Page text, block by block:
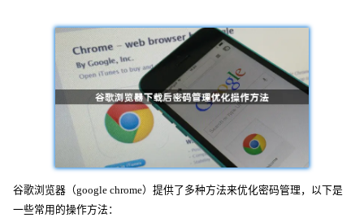
谷歌浏览器（google chrome）提供了多种方法来优化密码管理，以下是
一些常用的操作方法：